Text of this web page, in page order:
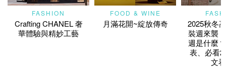
FASHION
Crafting CHANEL 奢
華體驗與精妙工藝
FOOD & WINE
月滿花開~綻放傳奇
2025秋冬
裝週來襲
週是什麼
表、必看
文